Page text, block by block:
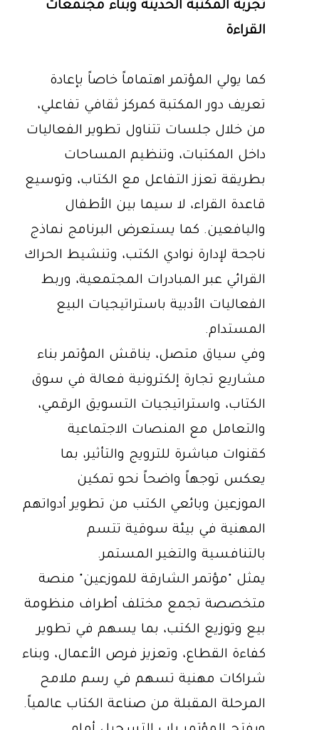
تجربة المكتبة الحديثة وبناء مجتمعات
القراءة
كما يولي المؤتمر اهتماماً خاصاً بإعادة
تعريف دور المكتبة كمركز ثقافي تفاعلي،
من خلال جلسات تتناول تطوير الفعاليات
داخل المكتبات، وتنظيم المساحات
بطريقة تعزز التفاعل مع الكتاب، وتوسيع
قاعدة القراء، لا سيما بين الأطفال
واليافعين. كما يستعرض البرنامج نماذج
ناجحة لإدارة نوادي الكتب، وتنشيط الحراك
القرائي عبر المبادرات المجتمعية، وربط
الفعاليات الأدبية باستراتيجيات البيع
المستدام.
وفي سياق متصل، يناقش المؤتمر بناء
مشاريع تجارة إلكترونية فعالة في سوق
الكتاب، واستراتيجيات التسويق الرقمي،
والتعامل مع المنصات الاجتماعية
كقنوات مباشرة للترويج والتأثير، بما
يعكس توجهاً واضحاً نحو تمكين
الموزعين وبائعي الكتب من تطوير أدواتهم
المهنية في بيئة سوقية تتسم
بالتنافسية والتغير المستمر.
يمثل "مؤتمر الشارقة للموزعين" منصة
متخصصة تجمع مختلف أطراف منظومة
بيع وتوزيع الكتب، بما يسهم في تطوير
كفاءة القطاع، وتعزيز فرص الأعمال، وبناء
شراكات مهنية تسهم في رسم ملامح
المرحلة المقبلة من صناعة الكتاب عالمياً.